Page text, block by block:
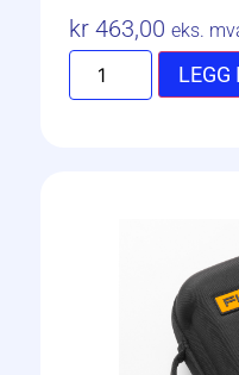
kr463,00 eks.
LEGG